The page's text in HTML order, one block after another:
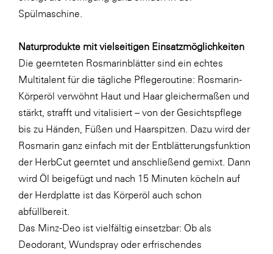
Spülmaschine.
Naturprodukte mit vielseitigen Einsatzmöglichkeiten
Die geernteten Rosmarinblätter sind ein echtes
Multitalent für die tägliche Pflegeroutine: Rosmarin-
Körperöl verwöhnt Haut und Haar gleichermaßen und
stärkt, strafft und vitalisiert – von der Gesichtspflege
bis zu Händen, Füßen und Haarspitzen. Dazu wird der
Rosmarin ganz einfach mit der Entblätterungsfunktion
der HerbCut geerntet und anschließend gemixt. Dann
wird Öl beigefügt und nach 15 Minuten köcheln auf
der Herdplatte ist das Körperöl auch schon
abfüllbereit.
Das Minz-Deo ist vielfältig einsetzbar: Ob als
Deodorant, Wundspray oder erfrischendes